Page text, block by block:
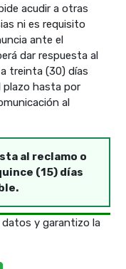
acudir a otras
ni es requisito
ante el
dar respuesta al
treinta (30) días
plazo hasta por
al
al reclamo o
(15) días
y garantizo la